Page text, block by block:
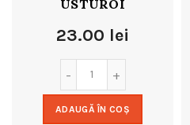
USTUROI
23.00 lei
ADAUGĂ ÎN COȘ